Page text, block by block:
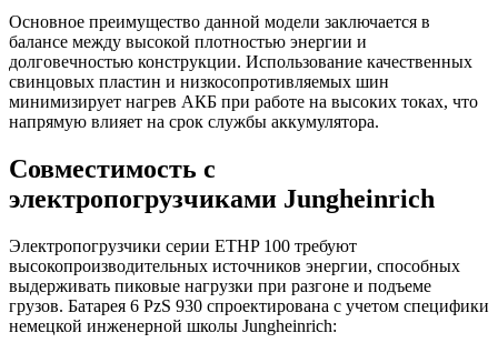
Основное преимущество данной модели заключается в
балансе между высокой плотностью энергии и
долговечностью конструкции. Использование качественных
свинцовых пластин и низкосопротивляемых шин
минимизирует нагрев АКБ при работе на высоких токах, что
напрямую влияет на срок службы аккумулятора.
Совместимость с
электропогрузчиками Jungheinrich
Электропогрузчики серии ETHP 100 требуют
высокопроизводительных источников энергии, способных
выдерживать пиковые нагрузки при разгоне и подъеме
грузов. Батарея 6 PzS 930 спроектирована с учетом специфики
немецкой инженерной школы Jungheinrich: